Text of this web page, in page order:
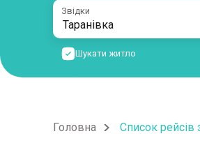
Звідки
Шукати житло
Головна Список рейсів